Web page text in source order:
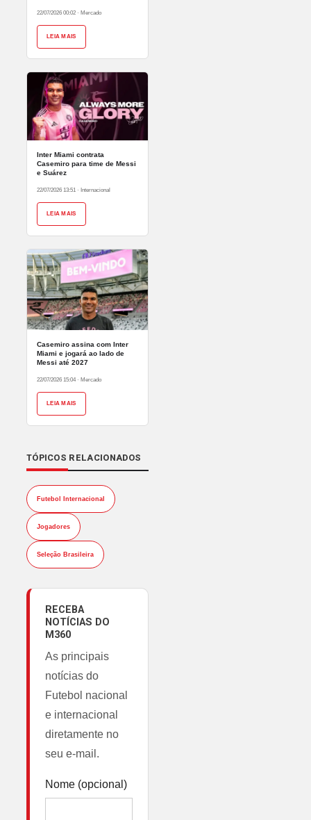
22/07/2026 00:02 · Mercado
LEIA MAIS
Inter Miami contrata
Casemiro para time de Messi
e Suárez
22/07/2026 13:51 · Internacional
LEIA MAIS
Casemiro assina com Inter
Miami e jogará ao lado de
Messi até 2027
22/07/2026 15:04 · Mercado
LEIA MAIS
TÓPICOS RELACIONADOS
Futebol Internacional
Jogadores
Seleção Brasileira
RECEBA
NOTÍCIAS DO
M360
As principais
notícias do
Futebol nacional
e internacional
diretamente no
seu e-mail.
Nome (opcional)